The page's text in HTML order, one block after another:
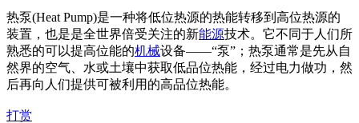
热泵(Heat Pump)是一种将低位热源的热能转移到高位热源的
装置，也是是全世界倍受关注的新能源技术。它不同于人们所
熟悉的可以提高位能的机械设备——“泵”；热泵通常是先从自
然界的空气、水或土壤中获取低品位热能，经过电力做功，然
后再向人们提供可被利用的高品位热能。
打赏